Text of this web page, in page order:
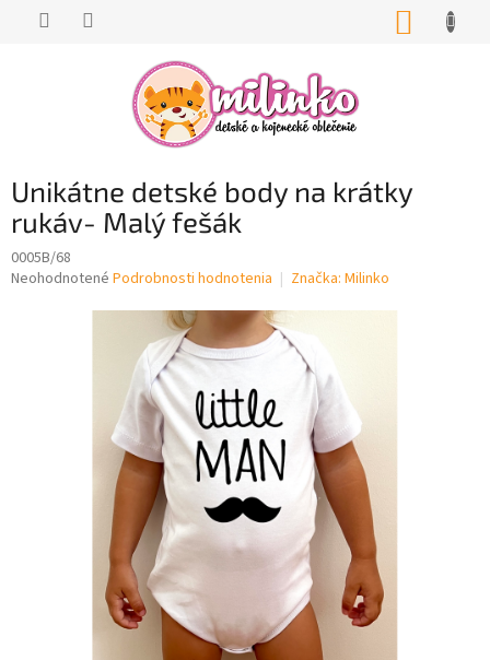
Unikátne detské body na krátky
rukáv- Malý fešák
0005B/68
Priemerné
Neohodnotené Podrobnosti hodnotenia Značka: Milinko